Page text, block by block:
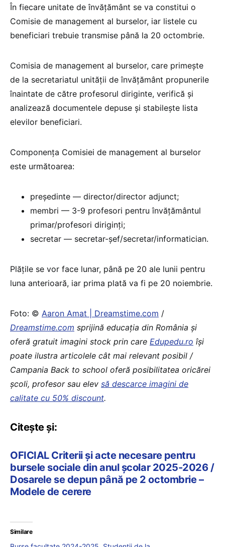
În fiecare unitate de învățământ se va constitui o
Comisie de management al burselor, iar listele cu
beneficiari trebuie transmise până la 20 octombrie.
Comisia de management al burselor, care primește
de la secretariatul unității de învățământ propunerile
înaintate de către profesorul diriginte, verifică și
analizează documentele depuse și stabilește lista
elevilor beneficiari.
Componența Comisiei de management al burselor
este următoarea:
președinte — director/director adjunct;
membri — 3-9 profesori pentru învățământul
primar/profesori diriginți;
secretar — secretar-șef/secretar/informatician.
Plățile se vor face lunar, până pe 20 ale lunii pentru
luna anterioară, iar prima plată va fi pe 20 noiembrie.
Foto: © Aaron Amat | Dreamstime.com /
Dreamstime.com sprijină educaţia din România şi
oferă gratuit imagini stock prin care Edupedu.ro îşi
poate ilustra articolele cât mai relevant posibil /
Campania Back to school oferă posibilitatea oricărei
școli, profesor sau elev să descarce imagini de
calitate cu 50% discount.
Citește și:
OFICIAL Criterii și acte necesare pentru
bursele sociale din anul școlar 2025-2026 /
Dosarele se depun până pe 2 octombrie –
Modele de cerere
Similare